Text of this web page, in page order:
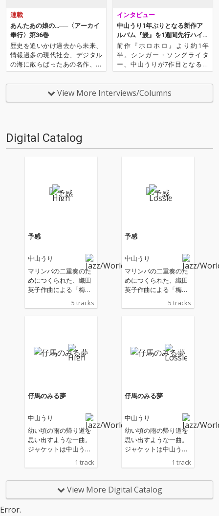
連載
あんたあの娘の…──〈アーカイ
奉行〉第36巻
歴史を追いかけ過去から未来、
情報過多の現代社会、デジタル
の海に散らばったあの名作、こ
の名作たちをひとつにまとめる
仕事人…!〈アーカイ奉行〉が今
日もデジタルの乱世を治め
る…!'''〈アーカイ奉行〉と
インタビュー
中山うり1年ぶりとなる新作ア
ルバム『鰻』を1週間先行ハイ
レゾ配信&インタヴュー
前作『ホロホロ』より約1年
半。シンガー・ソングライタ
ー、中山うりが7作目となるア
ルバムが完成させました。タイ
トルは『鰻』。「時々ドキド
キ」のMVを見ればわかるよう
に、中山の醸し出す情緒あふれ
View More Interviews/Columns
Digital Catalog
予感
中山うり
マリンバの二重奏のた
めにつくられた、織田
英子作曲による「梅の
花の下で」は中山うり
がメロディーとハーモ
の誕生やおわり、再び
芽吹く」そんなことを
5 tracks
予感
中山うり
マリンバの二重奏のた
めにつくられた、織田
英子作曲による「梅の
花の下で」は中山うり
がメロディーとハーモ
の誕生やおわり、再び
芽吹く」そんなことを
5 tracks
仔馬のみる夢
中山うり
幼い頃の雨の帰り道を
思い出すような一曲。
ジャケットは中山うり
1 track
仔馬のみる夢
中山うり
幼い頃の雨の帰り道を
思い出すような一曲。
ジャケットは中山うり
1 track
View More Digital Catalog
Error.